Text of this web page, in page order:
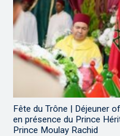
Fête du Trône | Déjeuner
en présence du Prince
Prince Moulay Rachid